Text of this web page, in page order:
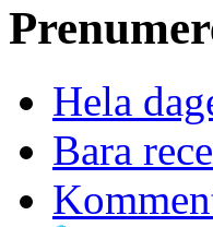
Hela
Bara